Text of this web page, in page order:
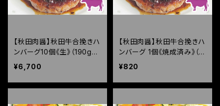
【秋田肉醤】秋田牛合挽きハ
ンバーグ10個《生》（190g×1
0個）
¥6,700
【秋田肉醤】秋田牛合挽きハ
ンバーグ 1個《焼成済み》（15
0g）
¥820